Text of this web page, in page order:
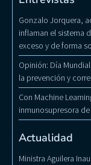
Gonzalo Jorquera,
inflaman el sistema
exceso y de forma
Opinión: Día
la prevención y
Con Machine
inmunosupresora
Actualidad
Ministra Aguilera